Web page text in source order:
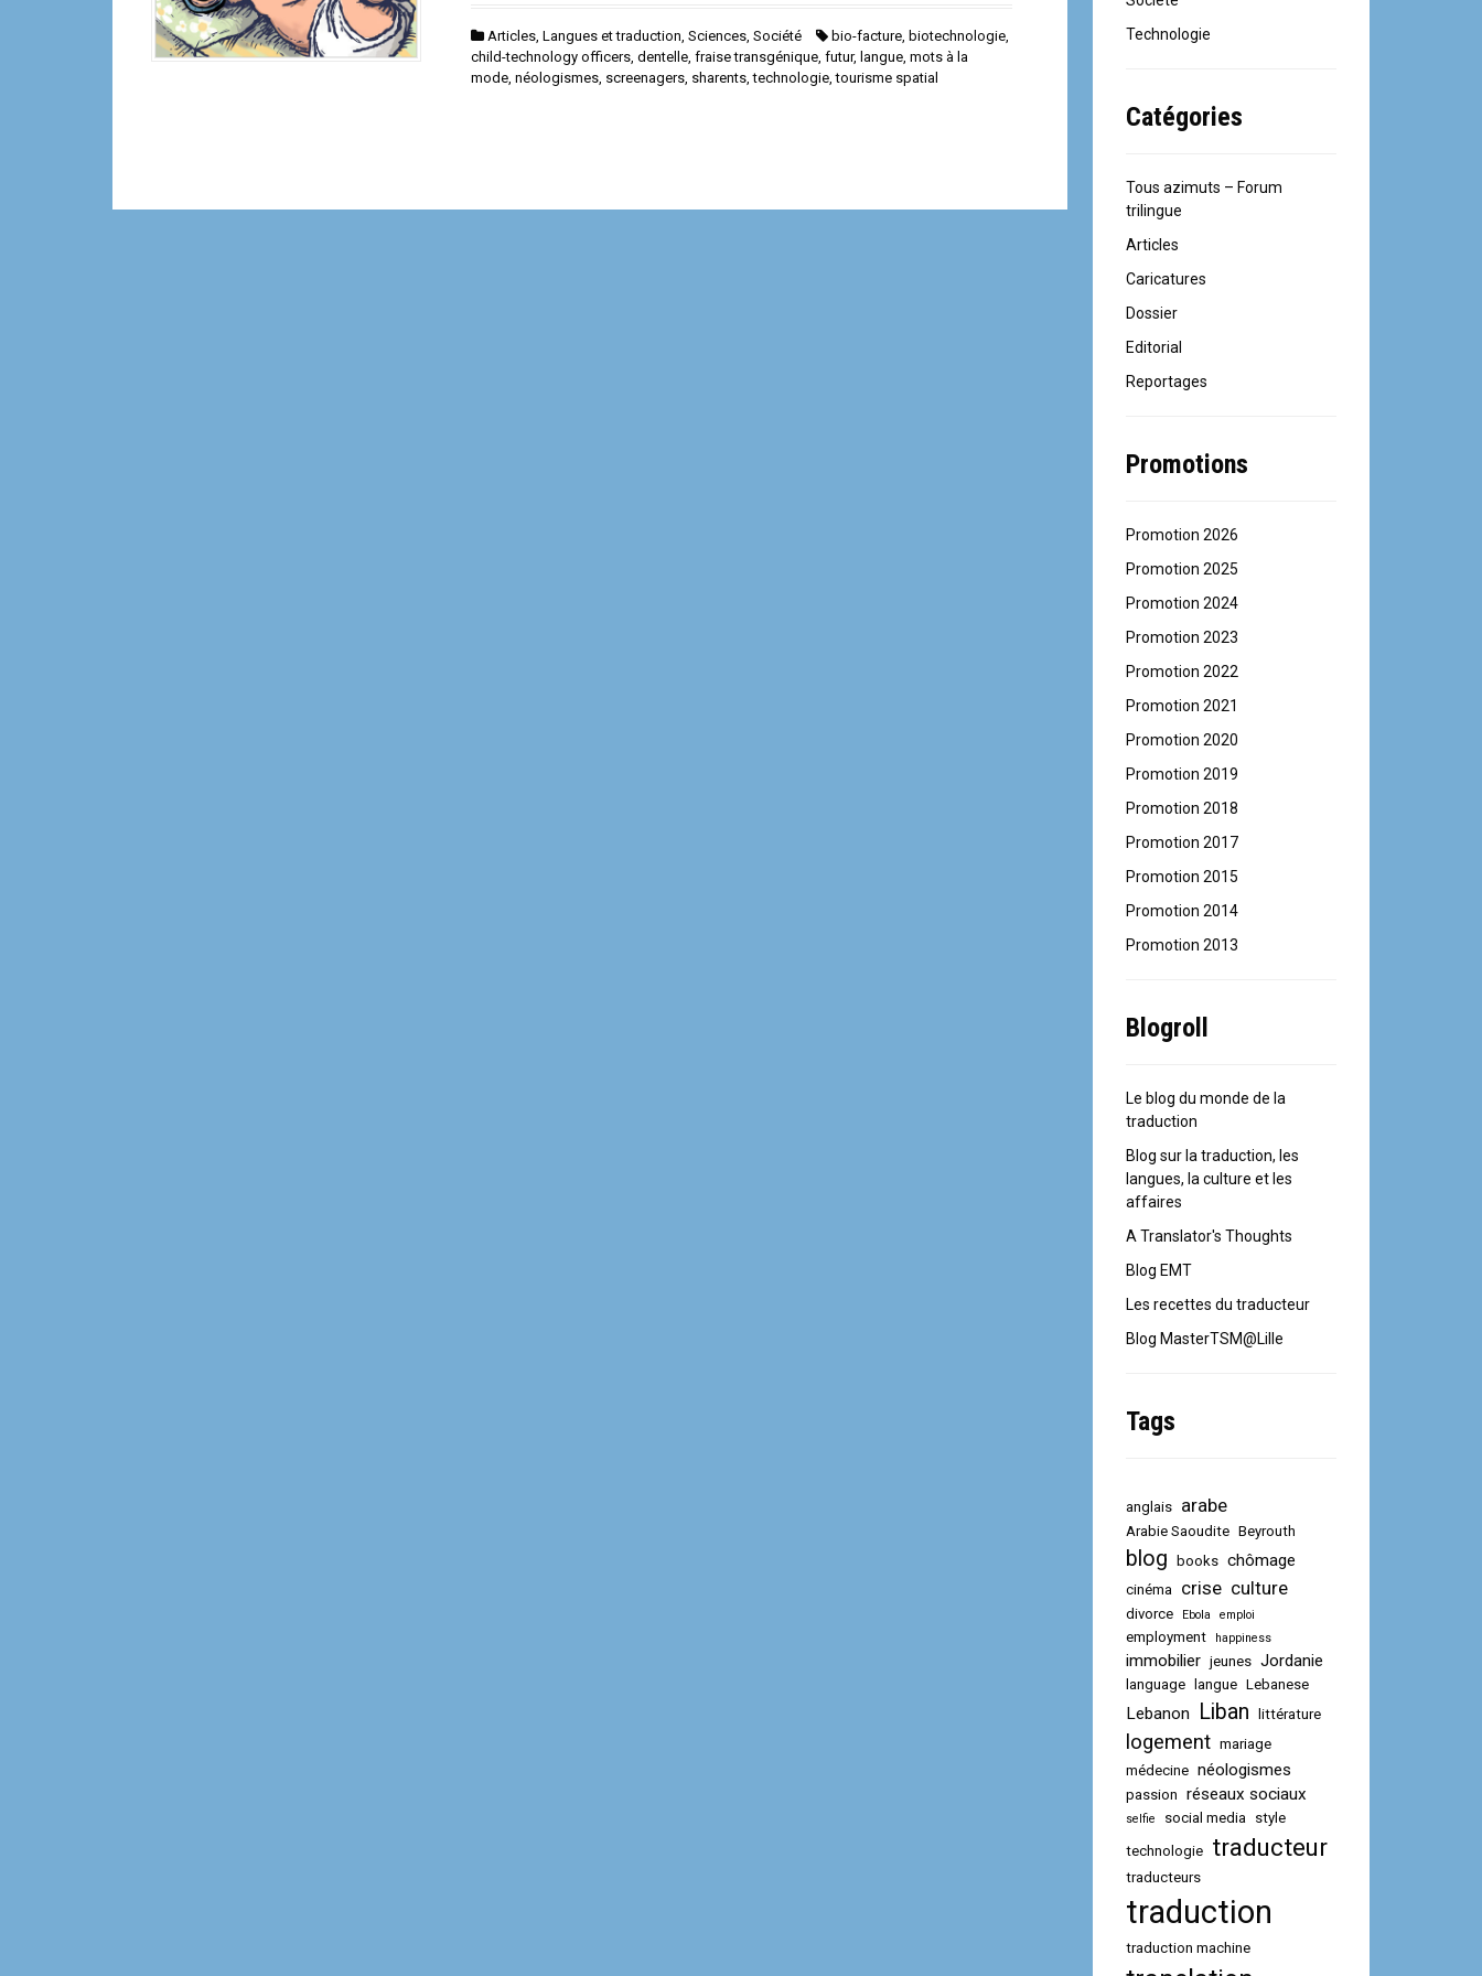
Articles,Langues et traduction,Sciences,Société bio-facture, biotechnologie,
child-technology officers,dentelle,fraise transgénique,futur, langue,mots à la
mode,néologismes, screenagers, sharents,technologie,tourisme spatial
Technologie
Catégories
Tous azimuts – Forum
trilingue
Articles
Caricatures
Dossier
Editorial
Reportages
Promotions
Promotion 2026
Promotion 2025
Promotion 2024
Promotion 2023
Promotion 2022
Promotion 2021
Promotion 2020
Promotion 2019
Promotion 2018
Promotion 2017
Promotion 2015
Promotion 2014
Promotion 2013
Blogroll
Le blog du monde de la
traduction
Blog sur la traduction, les
langues, la culture et les
affaires
A Translator's Thoughts
Blog EMT
Les recettes du traducteur
Blog MasterTSM@Lille
Tags
anglais arabe
Arabie Saoudite Beyrouth
blog books chômage
cinéma crise culture
divorce Ebola emploi
employment happiness
immobilier jeunes Jordanie
language langue Lebanese
Lebanon Liban littérature
logement mariage
médecine néologismes
passion réseaux sociaux
selfie social media style
technologie traducteur
traducteurs
traduction
traduction machine